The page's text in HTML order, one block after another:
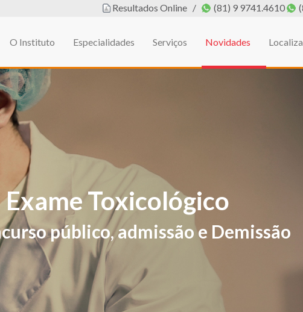
Resultados Online / (81) 9 9741.4610
O Instituto Especialidades Serviços Novidades
FÍSICA
de sintomas e sinais sugestivos de